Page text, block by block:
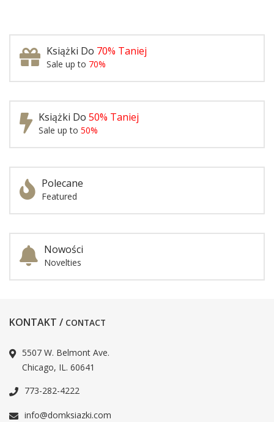
Książki Do 70% Taniej
Sale up to 70%
Książki Do 50% Taniej
Sale up to 50%
Polecane
Featured
Nowości
Novelties
KONTAKT / CONTACT
5507 W. Belmont Ave.
Chicago, IL. 60641
773-282-4222
info@domksiazki.com